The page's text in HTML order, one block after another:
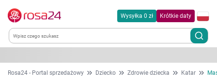
Wysyłka 0 zł Krótkie daty
Kategorie
Rosa24 - Portal sprzedażowy Dziecko Zdrowie dziecka Katar